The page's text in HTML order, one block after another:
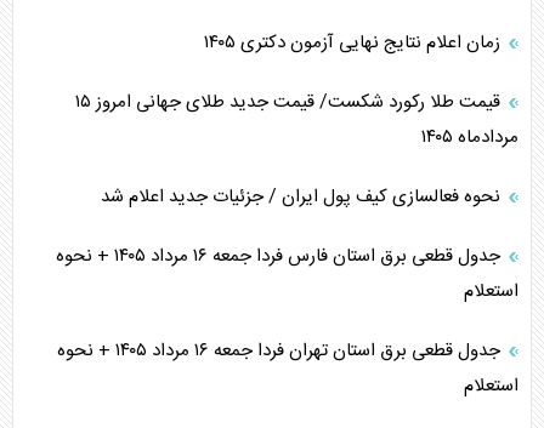
زمان اعلام نتایج نهایی آزمون دکتری ۱۴۰۵
قیمت طلا رکورد شکست/ قیمت جدید طلای جهانی امروز ۱۵
مردادماه ۱۴۰۵
نحوه فعالسازی کیف پول ایران / جزئیات جدید اعلام شد
جدول قطعی برق استان فارس فردا جمعه ۱۶ مرداد ۱۴۰۵ + نحوه
استعلام
جدول قطعی برق استان تهران فردا جمعه ۱۶ مرداد ۱۴۰۵ + نحوه
استعلام